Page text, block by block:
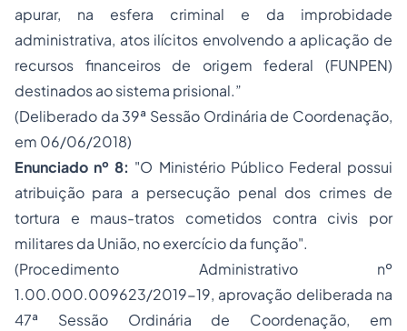
apurar, na esfera criminal e da improbidade
administrativa, atos ilícitos envolvendo a aplicação de
recursos financeiros de origem federal (FUNPEN)
destinados ao sistema prisional.”
(Deliberado da 39ª Sessão Ordinária de Coordenação,
em 06/06/2018)
Enunciado nº 8: "O Ministério Público Federal possui
atribuição para a persecução penal dos crimes de
tortura e maus-tratos cometidos contra civis por
militares da União, no exercício da função".
(Procedimento Administrativo nº
1.00.000.009623/2019-19, aprovação deliberada na
47ª Sessão Ordinária de Coordenação, em